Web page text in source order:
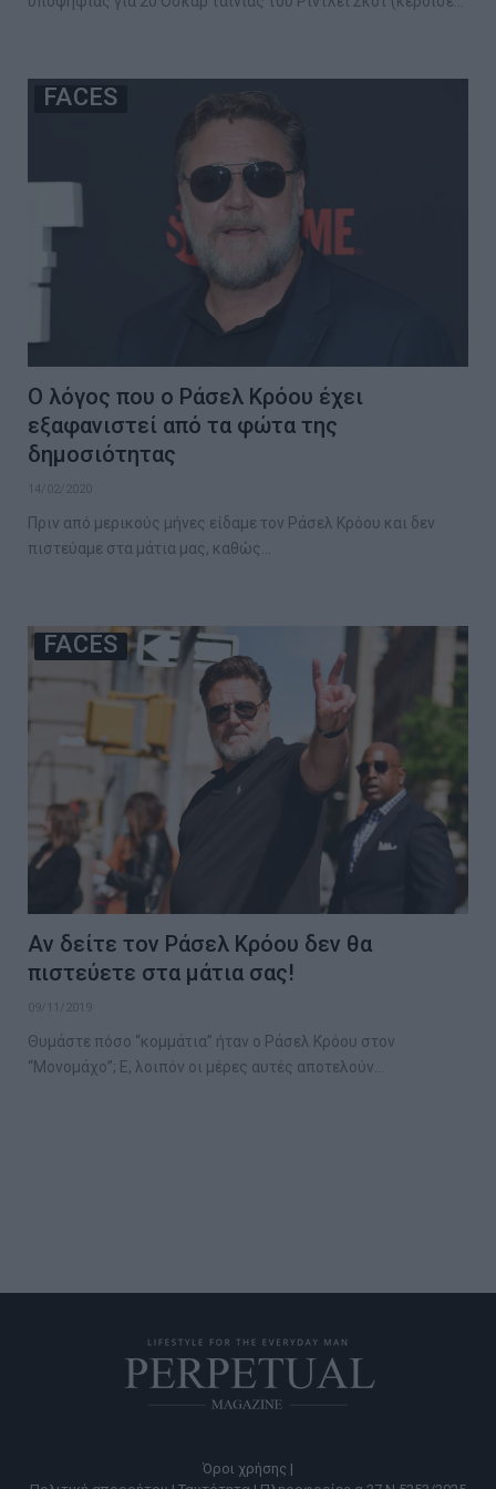
FACES
Ο λόγος που ο Ράσελ Κρόου έχει
εξαφανιστεί από τα φώτα της
δημοσιότητας
14/02/2020
Πριν από μερικούς μήνες είδαμε τον Ράσελ Κρόου και δεν
πιστεύαμε στα μάτια μας, καθώς…
FACES
Αν δείτε τον Ράσελ Κρόου δεν θα
πιστεύετε στα μάτια σας!
09/11/2019
Θυμάστε πόσο “κομμάτια” ήταν ο Ράσελ Κρόου στον
“Μονομάχο”; Ε, λοιπόν οι μέρες αυτές αποτελούν…
Όροι χρήσης |